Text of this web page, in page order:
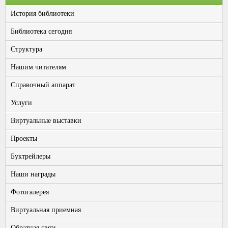
История библиотеки
Библиотека сегодня
Структура
Нашим читателям
Справочный аппарат
Услуги
Виртуальные выставки
Проекты
Буктрейлеры
Наши награды
Фотогалерея
Виртуальная приемная